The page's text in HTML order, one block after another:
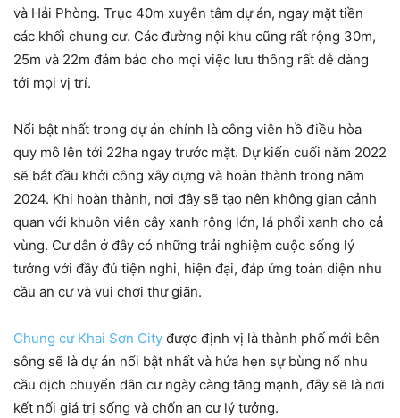
và Hải Phòng. Trục 40m xuyên tâm dự án, ngay mặt tiền
các khối chung cư. Các đường nội khu cũng rất rộng 30m,
25m và 22m đảm bảo cho mọi việc lưu thông rất dễ dàng
tới mọi vị trí.
Nổi bật nhất trong dự án chính là công viên hồ điều hòa
quy mô lên tới 22ha ngay trước mặt. Dự kiến cuối năm 2022
sẽ bắt đầu khởi công xây dựng và hoàn thành trong năm
2024. Khi hoàn thành, nơi đây sẽ tạo nên không gian cảnh
quan với khuôn viên cây xanh rộng lớn, lá phổi xanh cho cả
vùng. Cư dân ở đây có những trải nghiệm cuộc sống lý
tưởng với đầy đủ tiện nghi, hiện đại, đáp ứng toàn diện nhu
cầu an cư và vui chơi thư giãn.
Chung cư Khai Sơn City được định vị là thành phố mới bên
sông sẽ là dự án nổi bật nhất và hứa hẹn sự bùng nổ nhu
cầu dịch chuyển dân cư ngày càng tăng mạnh, đây sẽ là nơi
kết nối giá trị sống và chốn an cư lý tưởng.